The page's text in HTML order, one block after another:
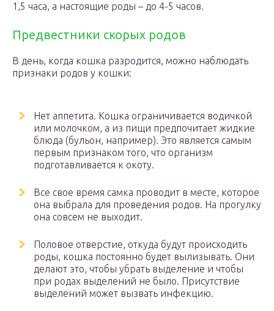
1,5 часа, а настоящие роды – до 4-5 часов.
Предвестники скорых родов
В день, когда кошка разродится, можно наблюдать
признаки родов у кошки:
Нет аппетита. Кошка ограничивается водичкой
или молочком, а из пищи предпочитает жидкие
блюда (бульон, например). Это является самым
первым признаком того, что организм
подготавливается к окоту.
Все свое время самка проводит в месте, которое
она выбрала для проведения родов. На прогулку
она совсем не выходит.
Половое отверстие, откуда будут происходить
роды, кошка постоянно будет вылизывать. Они
делают это, чтобы убрать выделение и чтобы
при родах выделений не было. Присутствие
выделений может вызвать инфекцию.